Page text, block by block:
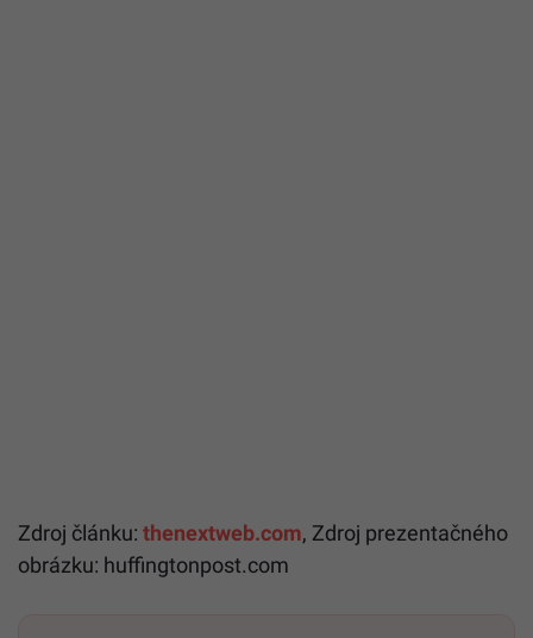
Zdroj článku: thenextweb.com, Zdroj prezentačného
obrázku: huffingtonpost.com